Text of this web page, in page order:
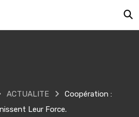
ACTUALITE
Coopération :
Leur Force.